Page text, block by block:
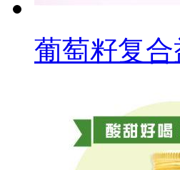
葡萄籽复